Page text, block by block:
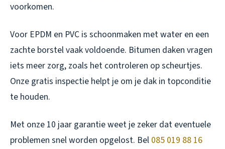
voorkomen.
Voor EPDM en PVC is schoonmaken met water en een
zachte borstel vaak voldoende. Bitumen daken vragen
iets meer zorg, zoals het controleren op scheurtjes.
Onze gratis inspectie helpt je om je dak in topconditie
te houden.
Met onze 10 jaar garantie weet je zeker dat eventuele
problemen snel worden opgelost. Bel 085 019 88 16